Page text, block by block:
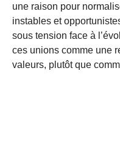
une raison pour
instables et
sous tension face à
ces unions comme une
valeurs, plutôt que